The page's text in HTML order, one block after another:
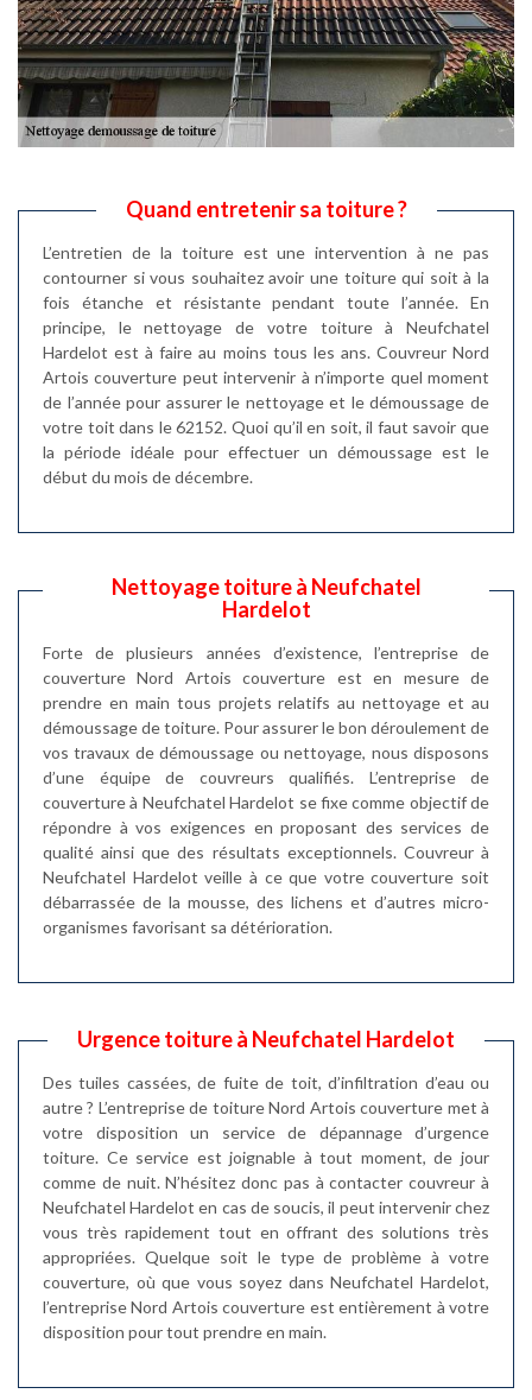
Quand entretenir sa toiture ?
L’entretien de la toiture est une intervention à ne pas
contourner si vous souhaitez avoir une toiture qui soit à la
fois étanche et résistante pendant toute l’année. En
principe, le nettoyage de votre toiture à Neufchatel
Hardelot est à faire au moins tous les ans. Couvreur Nord
Artois couverture peut intervenir à n’importe quel moment
de l’année pour assurer le nettoyage et le démoussage de
votre toit dans le 62152. Quoi qu’il en soit, il faut savoir que
la période idéale pour effectuer un démoussage est le
début du mois de décembre.
Nettoyage toiture à Neufchatel
Hardelot
Forte de plusieurs années d’existence, l’entreprise de
couverture Nord Artois couverture est en mesure de
prendre en main tous projets relatifs au nettoyage et au
démoussage de toiture. Pour assurer le bon déroulement de
vos travaux de démoussage ou nettoyage, nous disposons
d’une équipe de couvreurs qualifiés. L’entreprise de
couverture à Neufchatel Hardelot se fixe comme objectif de
répondre à vos exigences en proposant des services de
qualité ainsi que des résultats exceptionnels. Couvreur à
Neufchatel Hardelot veille à ce que votre couverture soit
débarrassée de la mousse, des lichens et d’autres micro-
organismes favorisant sa détérioration.
Urgence toiture à Neufchatel Hardelot
Des tuiles cassées, de fuite de toit, d’infiltration d’eau ou
autre ? L’entreprise de toiture Nord Artois couverture met à
votre disposition un service de dépannage d’urgence
toiture. Ce service est joignable à tout moment, de jour
comme de nuit. N’hésitez donc pas à contacter couvreur à
Neufchatel Hardelot en cas de soucis, il peut intervenir chez
vous très rapidement tout en offrant des solutions très
appropriées. Quelque soit le type de problème à votre
couverture, où que vous soyez dans Neufchatel Hardelot,
l’entreprise Nord Artois couverture est entièrement à votre
disposition pour tout prendre en main.